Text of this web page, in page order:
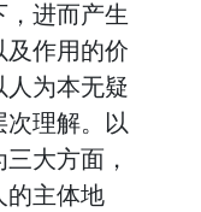
进而产生
作用的价
为本无疑
理解。以
大方面，
的主体地